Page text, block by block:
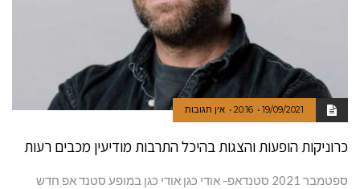
19/09/2021
20:16 אין תגובות
כרוניקות הופעות והצגות בהיכל התרבות מודיעין מכבים רעות
ספטמבר 2021 סטנדאפ- אודי כגן אודי כגן במופע סטנד אפ חדש